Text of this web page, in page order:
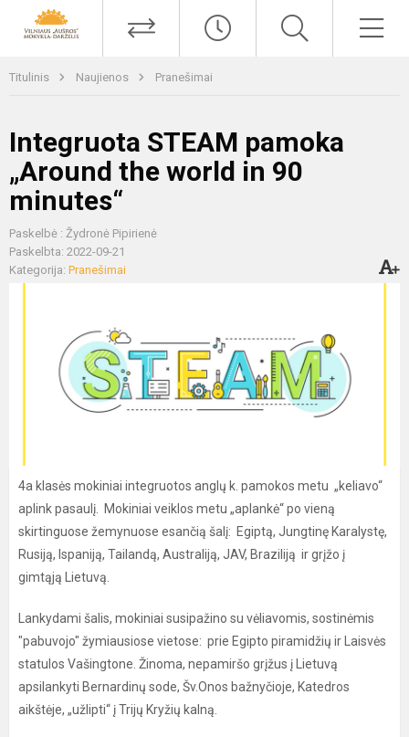
Titulinis Naujienos Pranešimai
Integruota STEAM pamoka
„Around the world in 90
minutes“
Paskelbė : Žydronė Pipirienė
Paskelbta: 2022-09-21
Kategorija: Pranešimai
4a klasės mokiniai integruotos anglų k. pamokos metu „keliavo“
aplink pasaulį. Mokiniai veiklos metu „aplankė“ po vieną
skirtinguose žemynuose esančią šalį: Egiptą, Jungtinę Karalystę,
Rusiją, Ispaniją, Tailandą, Australiją, JAV, Braziliją ir grįžo į
gimtąją Lietuvą.
Lankydami šalis, mokiniai susipažino su vėliavomis, sostinėmis
"pabuvojo" žymiausiose vietose: prie Egipto piramidžių ir Laisvės
statulos Vašingtone. Žinoma, nepamiršo grįžus į Lietuvą
apsilankyti Bernardinų sode, Šv.Onos bažnyčioje, Katedros
aikštėje, „užlipti“ į Trijų Kryžių kalną.